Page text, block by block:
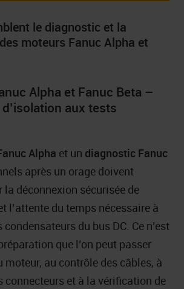
le diagnostic et la
moteurs Fanuc Alpha et
Alpha et Fanuc Beta –
aux tests
Alpha et un diagnostic Fanuc
après un orage doivent
la déconnexion sécurisée de
l’attente du temps nécessaire à
du bus DC. Ce n’est
que l’on peut passer
moteur, au contrôle des câbles, à
connecteurs et à la vérification de